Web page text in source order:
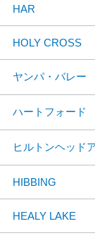
HAR
HOLY CROSS
ヤンパ・バレー
ハートフォード
ヒルトンヘッド
HIBBING
HEALY LAKE